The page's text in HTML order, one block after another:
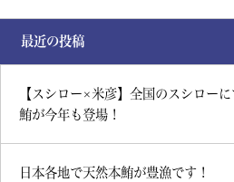
最近の投稿
【スシロー×米彦】全国のスシロー
鮪が今年も登場！
日本各地で天然本鮪が豊漁です！